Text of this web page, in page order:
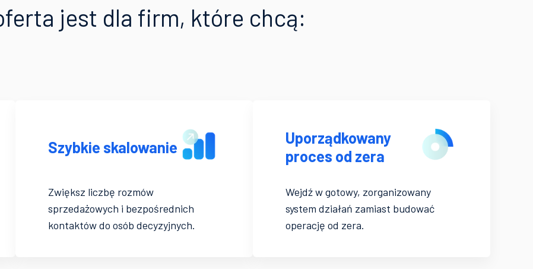
jest dla firm, które chcą:
Szybkie skalowanie
Zwiększ liczbę rozmów
sprzedażowych i bezpośrednich
kontaktów do osób decyzyjnych.
Uporządkowany
proces od zera
Wejdź w gotowy, zorganizowany
system działań zamiast budować
operację od zera.